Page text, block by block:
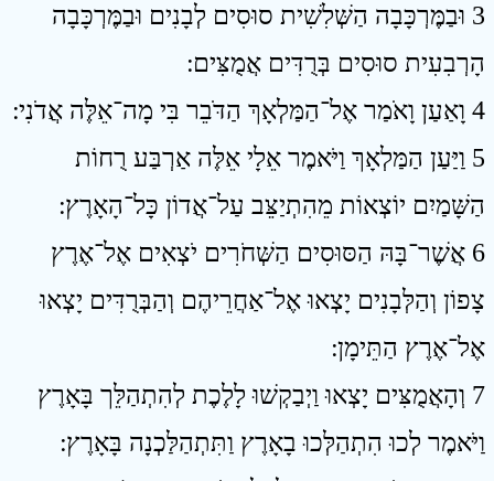
3 וּבַמֶּרְכָּבָה הַשְּׁלִשִׁית סוּסִים לְבָנִים וּבַמֶּרְכָּבָה
הָרְבִעִית סוּסִים בְּרֻדִּים אֲמֻצִּים ׃
4 וָאַעַן וָאֹמַר אֶל־הַמַּלְאָךְ הַדֹּבֵר בִּי מָה־אֵלֶּה אֲדֹנִי ׃
5 וַיַּעַן הַמַּלְאָךְ וַיֹּאמֶר אֵלָי אֵלֶּה אַרְבַּע רֻחוֹת
הַשָּׁמַיִם יוֹצְאוֹת מֵהִתְיַצֵּב עַל־אֲדוֹן כָּל־הָאָרֶץ ׃
6 אֲשֶׁר־בָּהּ הַסּוּסִים הַשְּׁחֹרִים יֹצְאִים אֶל־אֶרֶץ
צָפוֹן וְהַלְּבָנִים יָצְאוּ אֶל־אַחֲרֵיהֶם וְהַבְּרֻדִּים יָצְאוּ
אֶל־אֶרֶץ הַתֵּימָן ׃
7 וְהָאֲמֻצִּים יָצְאוּ וַיְבַקְשׁוּ לָלֶכֶת לְהִתְהַלֵּך בָּאָרֶץ
וַיֹּאמֶר לְכוּ הִתְהַלְּכוּ בָאָרֶץ וַתִּתְהַלַּכְנָה בָּאָרֶץ ׃